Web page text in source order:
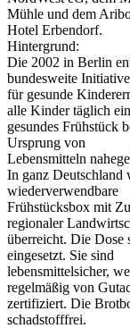
Mühle und dem
Hotel Erbendorf.
Hintergrund:
Die 2002 in Berlin
bundesweite
für gesunde
alle Kinder täglich ein
gesundes Frühstück
Ursprung von
Lebensmitteln
In ganz Deutschland
wiederverwendbare
Frühstücksbox mit
regionaler
überreicht. Die Dose
eingesetzt. Sie sind
lebensmittelsicher,
regelmäßig von
zertifiziert. Die
schadstofffrei.